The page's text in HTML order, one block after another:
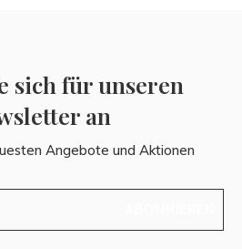
sich für unseren
an
Angebote und Aktionen